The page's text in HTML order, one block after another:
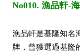
No010. 漁品軒-
漁品軒是基隆知名
牌，曾獲選過基隆